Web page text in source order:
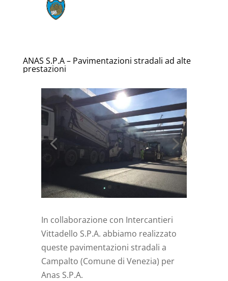
ANAS S.P.A – Pavimentazioni stradali ad alte
prestazioni
In collaborazione con Intercantieri
Vittadello S.P.A. abbiamo realizzato
queste pavimentazioni stradali a
Campalto (Comune di Venezia) per
Anas S.P.A.